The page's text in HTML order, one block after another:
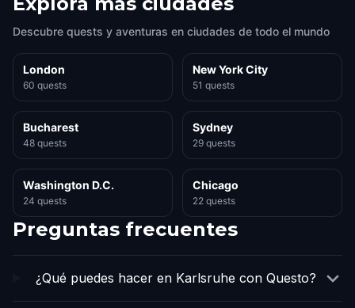
Descubre quests y aventuras en ciudades de todo el mundo
London
60 quests
New York City
51 quests
Bucharest
48 quests
Sydney
29 quests
Washington D.C.
24 quests
Chicago
22 quests
Preguntas frecuentes
¿Qué puedes hacer en Karlsruhe con Questo?